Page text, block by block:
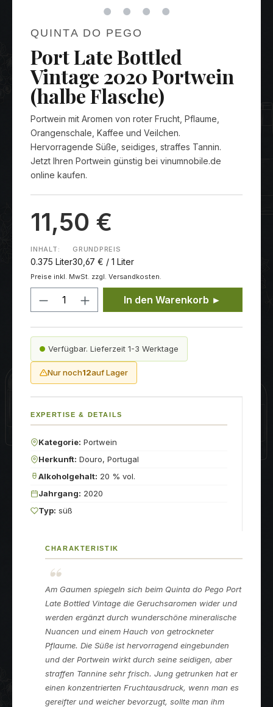
QUINTA DO PEGO
Port Late Bottled
Vintage 2020 Portwein
(halbe Flasche)
Portwein mit Aromen von roter Frucht, Pflaume,
Orangenschale, Kaffee und Veilchen.
Hervorragende Süße, seidiges, straffes Tannin.
Jetzt Ihren Portwein günstig bei vinumnobile.de
online kaufen.
11,50 €
INHALT:
0.375 Liter
GRUNDPREIS
30,67 € / 1 Liter
Preise inkl. MwSt. zzgl. Versandkosten.
Produkt Anzahl: Gib den
In den Warenkorb ►
Verfügbar. Lieferzeit 1-3 Werktage
Nur noch12auf Lager
EXPERTISE & DETAILS
Kategorie: Portwein
Herkunft: Douro, Portugal
Alkoholgehalt: 20 % vol.
Jahrgang: 2020
Typ: süß
CHARAKTERISTIK
Am Gaumen spiegeln sich beim Quinta do Pego Port
Late Bottled Vintage die Geruchsaromen wider und
werden ergänzt durch wunderschöne mineralische
Nuancen und einem Hauch von getrockneter
Pflaume. Die Süße ist hervorragend eingebunden
und der Portwein wirkt durch seine seidigen, aber
straffen Tannine sehr frisch. Jung getrunken hat er
einen konzentrierten Fruchtausdruck, wenn man es
gereifter und weicher bevorzugt, sollte man ihm